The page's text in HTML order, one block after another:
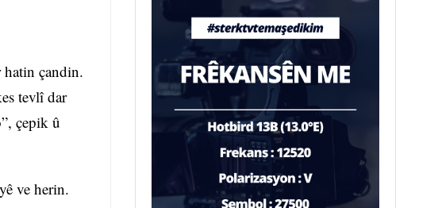
hatin çandin.
tevlî dar
çepik û
ve herin.